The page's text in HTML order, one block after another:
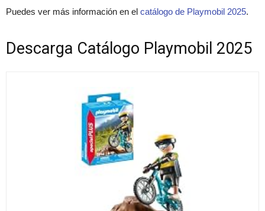
Puedes ver más información en el catálogo de Playmobil 2025.
Descarga Catálogo Playmobil 2025